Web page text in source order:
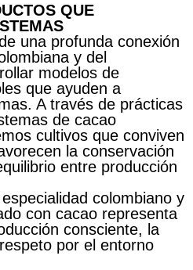
QUE
una profunda conexión
y del
modelos de
que ayuden a
A través de prácticas
de cacao
cultivos que conviven
la conservación
entre producción
colombiano y
con cacao representa
consciente, la
por el entorno